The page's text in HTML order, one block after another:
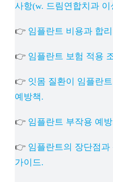
사항(w. 드림연합치과
👉 임플란트 비용과 합
👉 임플란트 보험 적용
👉 잇몸 질환이 임플란
예방책.
👉 임플란트 부작용 예
👉 임플란트의 장단점과
가이드.